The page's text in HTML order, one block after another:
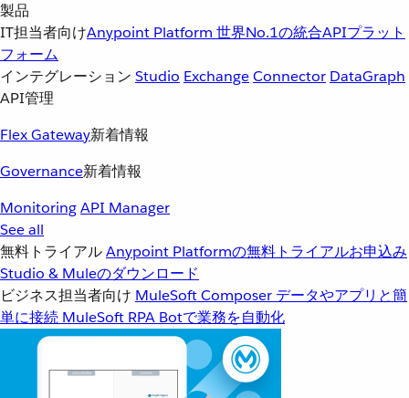
製品
IT担当者向けAnypoint Platform 世界No.1の統合APIプラット
フォーム
インテグレーション Studio ExchangeConnector DataGraph
API管理
Flex Gateway新着情報
Governance新着情報
MonitoringAPI Manager
See all
無料トライアルAnypoint Platformの無料トライアルお申込み
Studio & Muleのダウンロード
ビジネス担当者向け MuleSoft Composer データやアプリと簡
単に接続 MuleSoft RPA Botで業務を自動化